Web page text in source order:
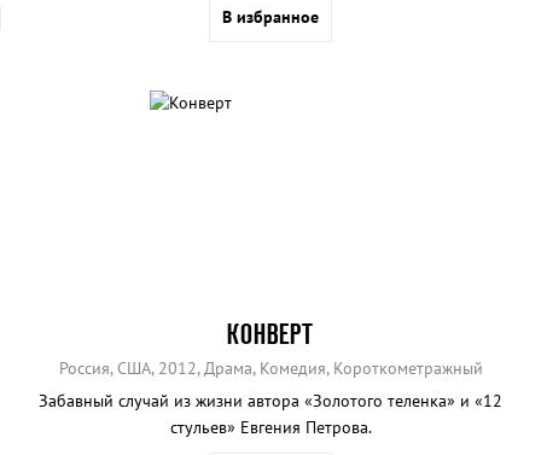
В избранное
КОНВЕРТ
Россия, США, 2012, Драма, Комедия, Короткометражный
Забавный случай из жизни автора «Золотого теленка» и «12
стульев» Евгения Петрова.